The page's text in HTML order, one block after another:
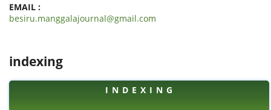
EMAIL :
besiru.manggalajournal@gmail.com
indexing
I N D E X I N G